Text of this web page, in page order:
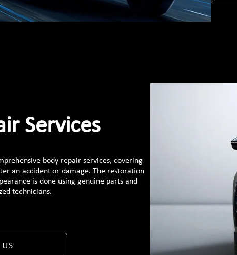
Services
body repair services, covering
an accident or damage. The restoration
is done using genuine parts and
technicians.
US